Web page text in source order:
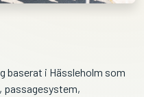
baserat i Hässleholm som
passagesystem,